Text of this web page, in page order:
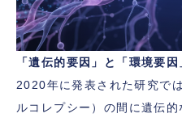
「遺伝的要因」と「環境要
2020年に発表された研究で
ルコレプシー）の間に遺伝